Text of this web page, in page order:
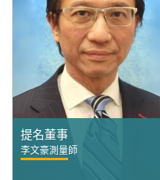
提名董事
李文豪測量師